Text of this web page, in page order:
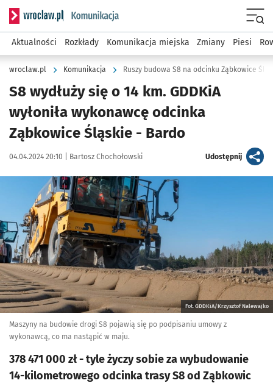
Serwis informacyjny wroclaw.pl podserwis: Komunikacja
Aktualności Rozkłady Komunikacja miejska Zmiany Piesi
wroclaw.pl Komunikacja Ruszy budowa S8 na odcinku Ząbkowice
S8 wydłuży się o 14 km. GDDKiA
wyłoniła wykonawcę odcinka
Ząbkowice Śląskie - Bardo
Data publikacji:
04.04.2024 20:10 | Autor:
Bartosz Chochołowski Udostępnijartykuł
Kliknij, aby powiększyć
Fot. GDDKiA/Krzysztof Nalewajko
Maszyny na budowie drogi S8 pojawią się po podpisaniu umowy z
wykonawcą, co ma nastąpić w maju.
378 471 000 zł - tyle życzy sobie za wybudowanie
14-kilometrowego odcinka trasy S8 od Ząbkowic